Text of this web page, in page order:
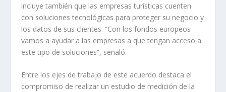
incluye también que las empresas turísticas cuenten
con soluciones tecnológicas para proteger su negocio y
los datos de sus clientes. “Con los fondos europeos
vamos a ayudar a las empresas a que tengan acceso a
este tipo de soluciones”, señaló.
Entre los ejes de trabajo de este acuerdo destaca el
compromiso de realizar un estudio de medición de la